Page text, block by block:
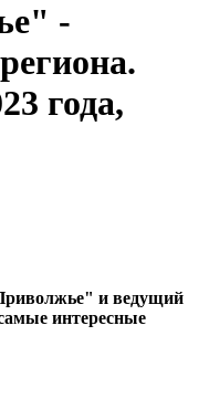
-
года,
и ведущий
интересные